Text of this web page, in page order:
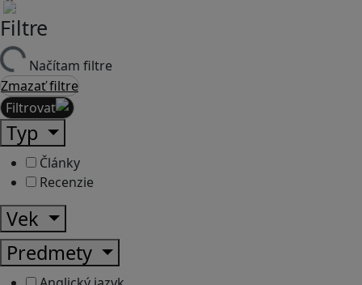
Filtre
Načítam filtre
Zmazať filtre
Filtrovať
Typ
Články
Recenzie
Vek
Predmety